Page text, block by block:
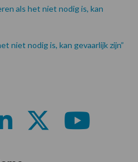
als het niet nodig is, kan
niet nodig is, kan gevaarlijk zijn”